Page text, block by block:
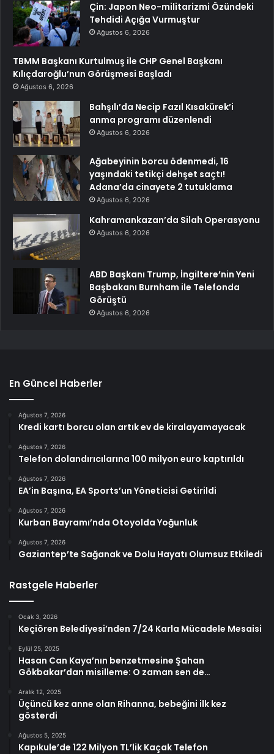
Çin: Japon Neo-militarizmi Özündeki
Tehdidi Açığa Vurmuştur
Ağustos 6, 2026
TBMM Başkanı Kurtulmuş ile CHP Genel Başkanı
Kılıçdaroğlu’nun Görüşmesi Başladı
Ağustos 6, 2026
Bahşılı’da Necip Fazıl Kısakürek’i
anma programı düzenlendi
Ağustos 6, 2026
Ağabeyinin borcu ödenmedi, 16
yaşındaki tetikçi dehşet saçtı!
Adana’da cinayete 2 tutuklama
Ağustos 6, 2026
Kahramankazan’da Silah Operasyonu
Ağustos 6, 2026
ABD Başkanı Trump, İngiltere’nin Yeni
Başbakanı Burnham ile Telefonda
Görüştü
Ağustos 6, 2026
En Güncel Haberler
Ağustos 7, 2026
Kredi kartı borcu olan artık ev de kiralayamayacak
Ağustos 7, 2026
Telefon dolandırıcılarına 100 milyon euro kaptırıldı
Ağustos 7, 2026
EA’in Başına, EA Sports’un Yöneticisi Getirildi
Ağustos 7, 2026
Kurban Bayramı’nda Otoyolda Yoğunluk
Ağustos 7, 2026
Gaziantep’te Sağanak ve Dolu Hayatı Olumsuz Etkiledi
Rastgele Haberler
Ocak 3, 2026
Keçiören Belediyesi’nden 7/24 Karla Mücadele Mesaisi
Eylül 25, 2025
Hasan Can Kaya’nın benzetmesine Şahan
Gökbakar’dan misilleme: O zaman sen de…
Aralık 12, 2025
Üçüncü kez anne olan Rihanna, bebeğini ilk kez
gösterdi
Ağustos 5, 2025
Kapıkule’de 122 Milyon TL’lik Kaçak Telefon